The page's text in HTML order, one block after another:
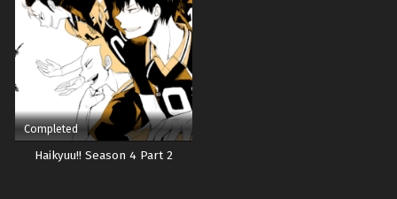
Completed
Haikyuu!! Season 4 Part 2